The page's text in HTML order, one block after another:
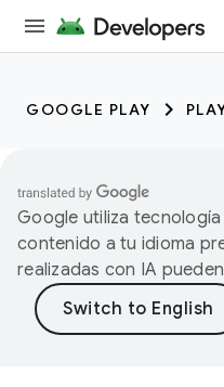
GOOGLE PLAY
Google utiliza
contenido a tu idioma
realizadas con IA